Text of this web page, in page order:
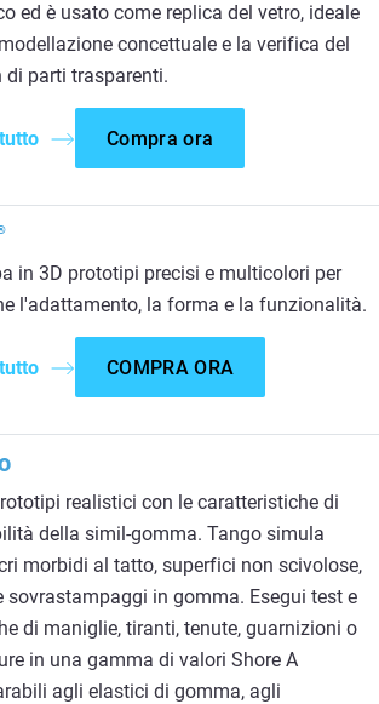
ed è usato come replica del vetro, ideale
concettuale e la verifica del
di parti trasparenti.
Compra ora
in 3D prototipi precisi e multicolori per
l'adattamento, la forma e la funzionalità.
COMPRA ORA
realistici con le caratteristiche di
della simil-gomma. Tango simula
morbidi al tatto, superfici non scivolose,
sovrastampaggi in gomma. Esegui test e
di maniglie, tiranti, tenute, guarnizioni o
in una gamma di valori Shore A
agli elastici di gomma, agli